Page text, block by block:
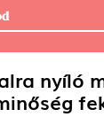
nyíló